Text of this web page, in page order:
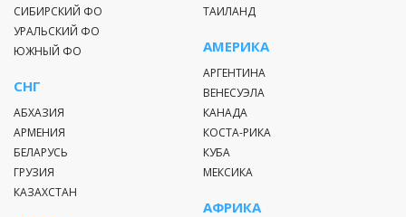
СИБИРСКИЙ ФО
УРАЛЬСКИЙ ФО
ЮЖНЫЙ ФО
СНГ
АБХАЗИЯ
АРМЕНИЯ
БЕЛАРУСЬ
ГРУЗИЯ
КАЗАХСТАН
ТАИЛАНД
АМЕРИКА
АРГЕНТИНА
ВЕНЕСУЭЛА
КАНАДА
КОСТА-РИКА
КУБА
МЕКСИКА
АФРИКА